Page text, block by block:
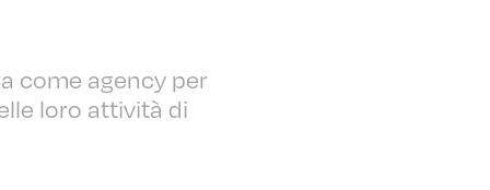
come agency per
loro attività di